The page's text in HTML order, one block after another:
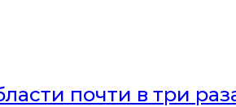
почти в три